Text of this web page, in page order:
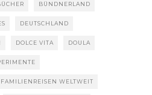
BÜNDNERLAND
DEUTSCHLAND
DOLCE VITA DOULA
FAMILIENREISEN WELTWEIT